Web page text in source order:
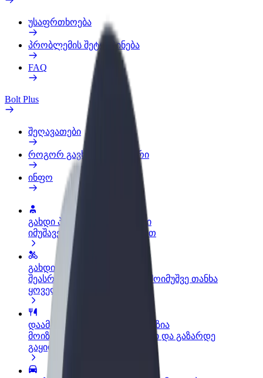
უსაფრთხოება
პრობლემის შეტყობინება
FAQ
Bolt Plus
შეღავათები
როგორ გავხდე გამომწერი
ინფო
გახდი პარტნიორი მძღოლი
იმუშავე საკუთარი გრაფიკით
გახდი კურიერი
შეასრულე შეკვეთები და გამოიმუშვე თანხა
ყოველკვირეულად
დაამატე რესტორანი ან მაღაზია
მოიზიდე მეტი მომხმარებელი და გაზარდე
გაყიდვები